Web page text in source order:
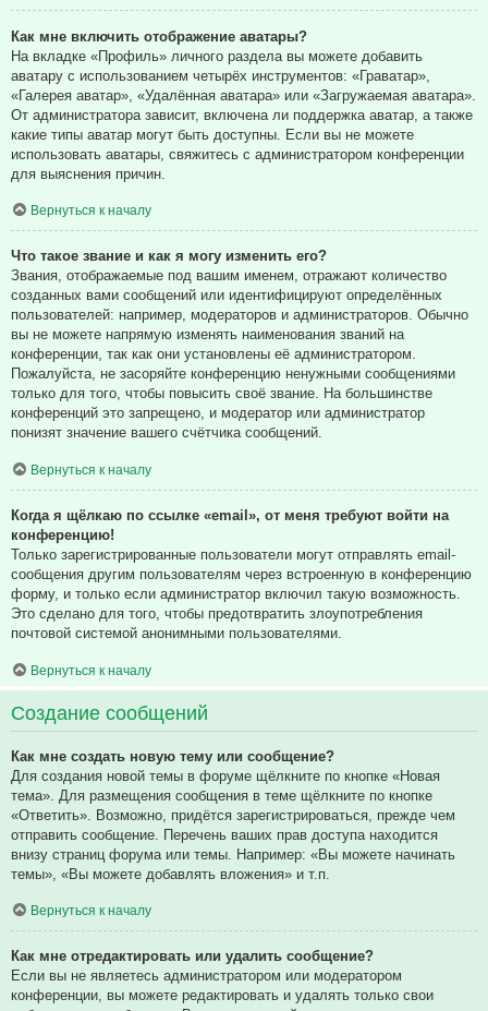
Как мне включить отображение аватары?
На вкладке «Профиль» личного раздела вы можете добавить
аватару с использованием четырёх инструментов: «Граватар»,
«Галерея аватар», «Удалённая аватара» или «Загружаемая аватара».
От администратора зависит, включена ли поддержка аватар, а также
какие типы аватар могут быть доступны. Если вы не можете
использовать аватары, свяжитесь с администратором конференции
для выяснения причин.
Вернуться к началу
Что такое звание и как я могу изменить его?
Звания, отображаемые под вашим именем, отражают количество
созданных вами сообщений или идентифицируют определённых
пользователей: например, модераторов и администраторов. Обычно
вы не можете напрямую изменять наименования званий на
конференции, так как они установлены её администратором.
Пожалуйста, не засоряйте конференцию ненужными сообщениями
только для того, чтобы повысить своё звание. На большинстве
конференций это запрещено, и модератор или администратор
понизят значение вашего счётчика сообщений.
Вернуться к началу
Когда я щёлкаю по ссылке «email», от меня требуют войти на
конференцию!
Только зарегистрированные пользователи могут отправлять email-
сообщения другим пользователям через встроенную в конференцию
форму, и только если администратор включил такую возможность.
Это сделано для того, чтобы предотвратить злоупотребления
почтовой системой анонимными пользователями.
Вернуться к началу
Создание сообщений
Как мне создать новую тему или сообщение?
Для создания новой темы в форуме щёлкните по кнопке «Новая
тема». Для размещения сообщения в теме щёлкните по кнопке
«Ответить». Возможно, придётся зарегистрироваться, прежде чем
отправить сообщение. Перечень ваших прав доступа находится
внизу страниц форума или темы. Например: «Вы можете начинать
темы», «Вы можете добавлять вложения» и т.п.
Вернуться к началу
Как мне отредактировать или удалить сообщение?
Если вы не являетесь администратором или модератором
конференции, вы можете редактировать и удалять только свои